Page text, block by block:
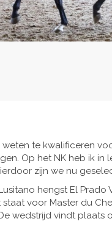
te kwalificeren
Op het NK heb ik in
zijn we nu
hengst El Prado
voor Master du
wedstrijd vindt